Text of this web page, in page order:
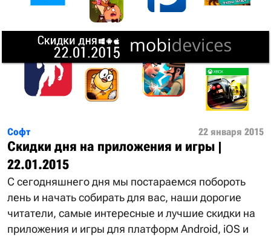
Софт 22 января 2015
Скидки дня на приложения и игры |
22.01.2015
С сегодняшнего дня мы постараемся побороть
лень и начать собирать для вас, наши дорогие
читатели, самые интересные и лучшие скидки на
приложения и игры для платформ Android, iOS и